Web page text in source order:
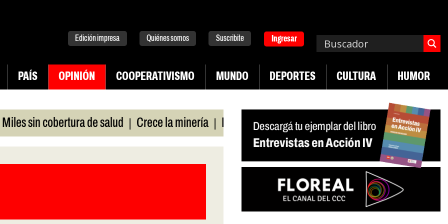
Edición impresa Quiénes somos Suscribite Ingresar
PAÍS OPINIÓN COOPERATIVISMO MUNDO DEPORTES CULTURA HUMOR
cobertura de salud | Crece la minería | La Pampa. Emergencia en salud mental | Los 43